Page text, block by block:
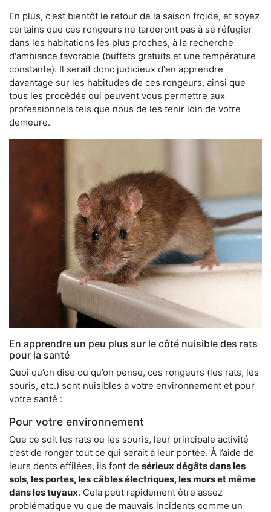
En plus, c'est bientôt le retour de la saison froide, et soyez
certains que ces rongeurs ne tarderont pas à se réfugier
dans les habitations les plus proches, à la recherche
d'ambiance favorable (buffets gratuits et une température
constante). Il serait donc judicieux d'en apprendre
davantage sur les habitudes de ces rongeurs, ainsi que
tous les procédés qui peuvent vous permettre aux
professionnels tels que nous de les tenir loin de votre
demeure.
En apprendre un peu plus sur le côté nuisible des rats
pour la santé
Quoi qu’on dise ou qu’on pense, ces rongeurs (les rats, les
souris, etc.) sont nuisibles à votre environnement et pour
votre santé :
Pour votre environnement
Que ce soit les rats ou les souris, leur principale activité
c’est de ronger tout ce qui serait à leur portée. À l’aide de
leurs dents effilées, ils font de sérieux dégâts dans les
sols, les portes, les câbles électriques, les murs et même
dans les tuyaux. Cela peut rapidement être assez
problématique vu que de mauvais incidents comme un